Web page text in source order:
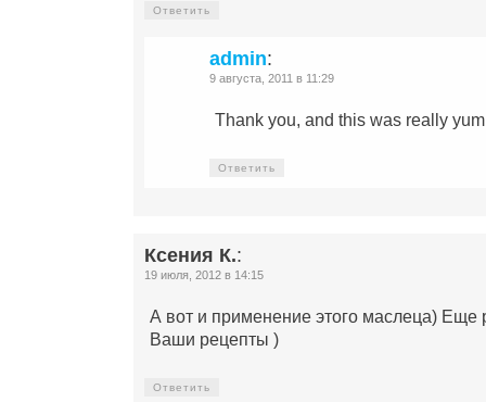
Ответить
admin:
9 августа, 2011 в 11:29
Thank you, and this was really
Ответить
Ксения К.:
19 июля, 2012 в 14:15
А вот и применение этого маслеца) Еще
Ваши рецепты )
Ответить